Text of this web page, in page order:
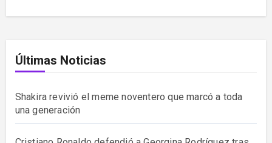
Últimas Noticias
Shakira revivió el meme noventero que marcó a toda
una generación